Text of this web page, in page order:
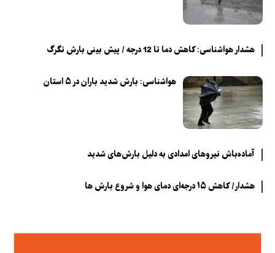
هشدار هواشناسی: کاهش دما تا 12 درجه / پیش بینی بارش تگرگ
هواشناسی: بارش شدید باران در ۵ استان
آماده‌باش نیروهای امدادی به دلیل بارش‌های شدید
هشدار/ کاهش ۱۵ درجه‌ای دمای هوا و شروع بارش ها